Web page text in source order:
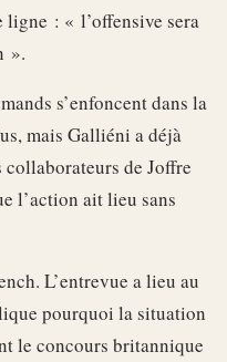
ligne : « l’offensive sera
».
s’enfoncent dans la
mais Galliéni a déjà
de Joffre
l’action ait lieu sans
L’entrevue a lieu au
pourquoi la situation
le concours britannique